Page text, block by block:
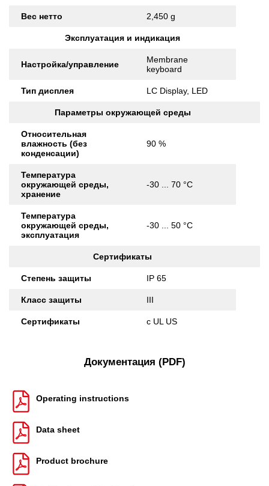
Вес нетто 2,450 g
Эксплуатация и индикация
Настройка/управление
Membrane
keyboard
Тип дисплея LC Display, LED
Параметры окружающей среды
Относительная
влажность (без
конденсации)
90 %
Температура
окружающей среды,
хранение
-30 ... 70 °C
Температура
окружающей среды,
эксплуатация
-30 ... 50 °C
Сертификаты
Степень защиты IP 65
Класс защиты III
Сертификаты c UL US
Документация (PDF)
Operating instructions
Data sheet
Product brochure